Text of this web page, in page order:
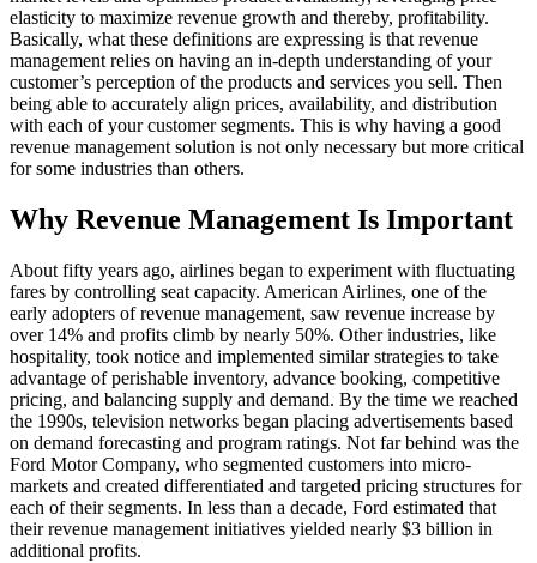
elasticity to maximize revenue growth and thereby, profitability.
Basically, what these definitions are expressing is that revenue
management relies on having an in-depth understanding of your
customer’s perception of the products and services you sell. Then
being able to accurately align prices, availability, and distribution
with each of your customer segments. This is why having a good
revenue management solution is not only necessary but more critical
for some industries than others.
Why Revenue Management Is Important
About fifty years ago, airlines began to experiment with fluctuating
fares by controlling seat capacity. American Airlines, one of the
early adopters of revenue management, saw revenue increase by
over 14% and profits climb by nearly 50%. Other industries, like
hospitality, took notice and implemented similar strategies to take
advantage of perishable inventory, advance booking, competitive
pricing, and balancing supply and demand. By the time we reached
the 1990s, television networks began placing advertisements based
on demand forecasting and program ratings. Not far behind was the
Ford Motor Company, who segmented customers into micro-
markets and created differentiated and targeted pricing structures for
each of their segments. In less than a decade, Ford estimated that
their revenue management initiatives yielded nearly $3 billion in
additional profits.